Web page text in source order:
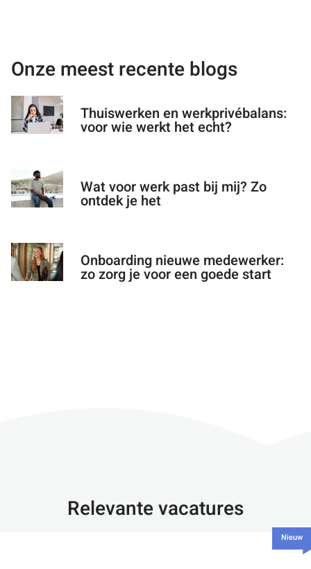
Onze meest recente blogs
Thuiswerken en werkprivébalans:
voor wie werkt het echt?
Wat voor werk past bij mij? Zo
ontdek je het
Onboarding nieuwe medewerker:
zo zorg je voor een goede start
Relevante vacatures
Nieuw